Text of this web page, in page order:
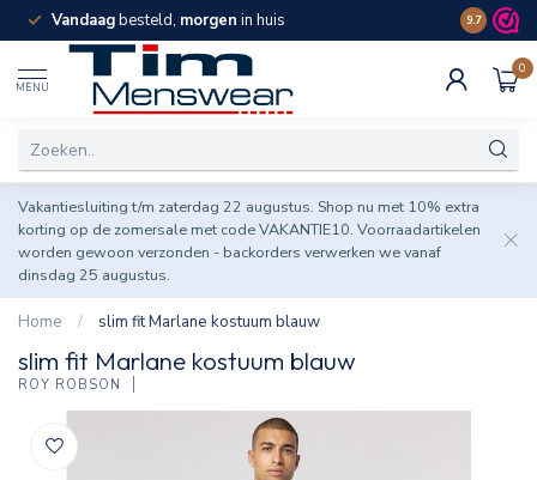
Vandaagbesteld, morgen in huis Spaar
9.7
MENU
0
Vakantiesluiting t/m zaterdag 22 augustus. Shop nu met 10% extra
korting op de zomersale met code VAKANTIE10. Voorraadartikelen
worden gewoon verzonden - backorders verwerken we vanaf
dinsdag 25 augustus.
Home / slim fit Marlane kostuum blauw
slim fit Marlane kostuum blauw
ROY ROBSON